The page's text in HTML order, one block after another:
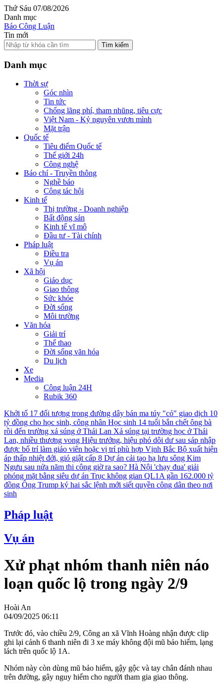
Thứ Sáu 07/08/2026
Danh mục
Báo Công Luận
Tin mới
Tìm kiếm
Danh mục
Thời sự
Góc nhìn
Tin tức
Chống lãng phí, tham nhũng, tiêu cực
Việt Nam - Kỷ nguyên vươn mình
Mặt trận
Quốc tế
Tiêu điểm Quốc tế
Thế giới 24h
Công nghệ
Báo chí - Truyền thông
Nghề báo
Công tác hội
Kinh tế
Thị trường - Doanh nghiệp
Bất động sản
Kinh tế vĩ mô
Đầu tư - Tài chính
Pháp luật
Điều tra
Vụ án
Xã hội
Giáo dục
Giao thông
Sức khỏe
Đời sống
Môi trường
Văn hóa
Giải trí
Thể thao
Đời sống văn hóa
Du lịch
Xe
Media
Công luận 24H
Rubik 360
Khởi tố 17 đối tượng trong đường dây bán ma túy "cỏ" giao dịch 10
tỷ đồng cho học sinh, công nhân Học sinh 14 tuổi bắn chết ông bà
rồi đến trường xả súng ở Thái Lan Xả súng tại trường học ở Thái
Lan, nhiều thương vong Hiệu trưởng, hiệu phó dôi dư sau sáp nhập
được bố trí làm giáo viên hoặc vị trí phù hợp Vịnh Bắc Bộ xuất hiện
áp thấp nhiệt đới, gió giật cấp 8 Dự án cải tạo hạ lưu sông Kim
Ngưu sau nửa năm thi công giờ ra sao? Hà Nội 'chạy đua' giải
phóng mặt bằng siêu dự án Trục không gian QL1A gần 162.000 tỷ
đồng Ông Trump ký hai sắc lệnh mới siết quyền công dân theo nơi
sinh
Pháp luật
Vụ án
Xử phạt nhóm thanh niên náo
loạn quốc lộ trong ngày 2/9
Hoài An
04/09/2025 06:11
Trước đó, vào chiều 2/9, Công an xã Vĩnh Hoàng nhận được clip
ghi lại cảnh 6 thanh niên đi 3 xe máy không đội mũ bảo hiểm, lạng
lách trên quốc lộ 1A.
Nhóm này còn dùng mũ bảo hiểm, gậy gộc và tay chân đánh nhau
trên đường, gây nguy hiểm cho người tham gia giao thông.